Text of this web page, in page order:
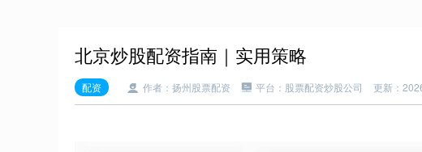
北京炒股配资指南｜实用策略
配资 作者：扬州股票配资 平台：股票配资炒股公司 更新：